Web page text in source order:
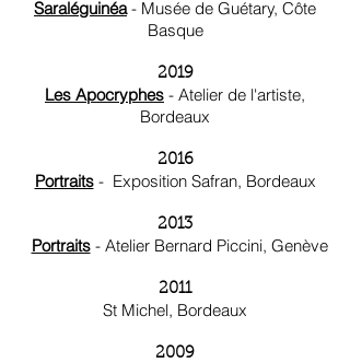
Saraléguinéa - Musée de Guétary, Côte
Basque
2019
Les Apocryphes - Atelier de l'artiste,
Bordeaux
2016
Portraits- Exposition Safran, Bordeaux
2013
Portraits- Atelier Bernard Piccini, Genève
2011
St Michel, Bordeaux
2009